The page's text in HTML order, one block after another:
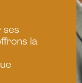
ses
la